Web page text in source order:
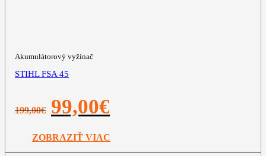
Akumulátorový vyžínač
STIHL FSA 45
199,00€
Pôvodná
cena
199,00€.
99,00€
ZOBRAZIŤ VIAC